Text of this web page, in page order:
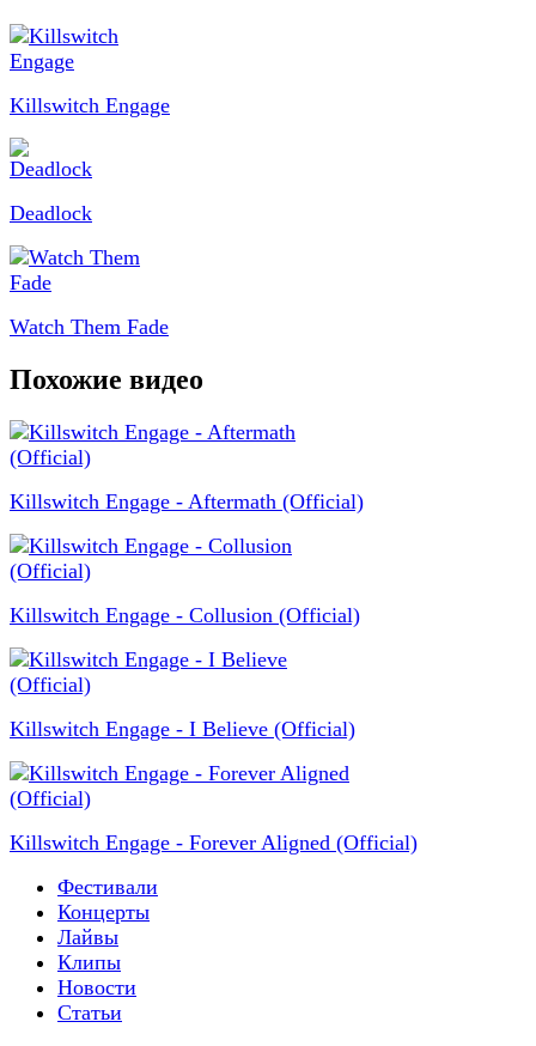
Killswitch Engage
Deadlock
Watch Them Fade
Похожие видео
Killswitch Engage - Aftermath (Official)
Killswitch Engage - Collusion (Official)
Killswitch Engage - I Believe (Official)
Killswitch Engage - Forever Aligned (Official)
Фестивали
Концерты
Лайвы
Клипы
Новости
Статьи